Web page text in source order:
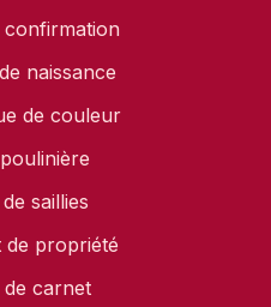
confirmation
naissance
de couleur
saillies
de propriété
de carnet